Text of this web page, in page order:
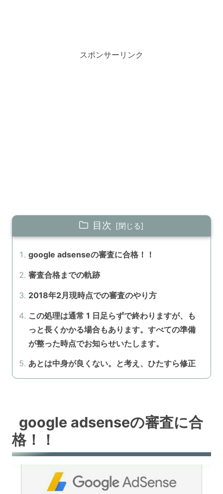
スポンサーリンク
目次
google adsenseの審査に合格！！
審査合格までの軌跡
2018年2月現時点での審査のやり方
この処理は通常 1 日足らずで終わりますが、も
っと長くかかる場合もあります。すべての準備
が整った時点でお知らせいたします。
あとは中身が良くない。と考え、ひたすら修正
google adsenseの審査に合
格！！